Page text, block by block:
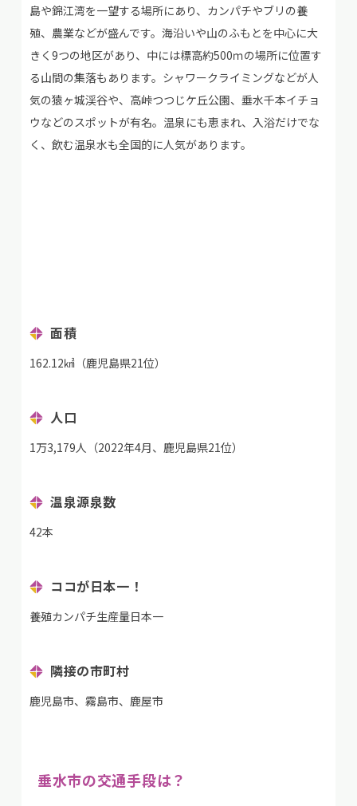
島や錦江湾を一望する場所にあり、カンパチやブリの養
殖、農業などが盛んです。海沿いや山のふもとを中心に大
きく9つの地区があり、中には標高約500ｍの場所に位置す
る山間の集落もあります。シャワークライミングなどが人
気の猿ヶ城渓谷や、高峠つつじケ丘公園、垂水千本イチョ
ウなどのスポットが有名。温泉にも恵まれ、入浴だけでな
く、飲む温泉水も全国的に人気があります。
面積
162.12㎢（鹿児島県21位）
人口
1万3,179人（2022年4月、鹿児島県21位）
温泉源泉数
42本
ココが日本一！
養殖カンパチ生産量日本一
隣接の市町村
鹿児島市、霧島市、鹿屋市
垂水市の交通手段は？